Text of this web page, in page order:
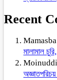
Recent
মালামাল